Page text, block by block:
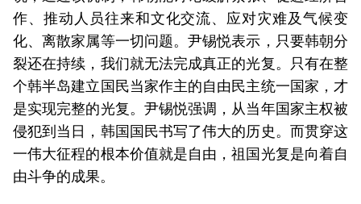
作、推动人员往来和文化交流、应对灾难及气候变
化、离散家属等一切问题。尹锡悦表示，只要韩朝分
裂还在持续，我们就无法完成真正的光复。只有在整
个韩半岛建立国民当家作主的自由民主统一国家，才
是实现完整的光复。尹锡悦强调，从当年国家主权被
侵犯到当日，韩国国民书写了伟大的历史。而贯穿这
一伟大征程的根本价值就是自由，祖国光复是向着自
由斗争的成果。